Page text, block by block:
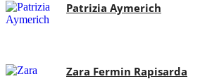
Patrizia Aymerich
Zara Fermin Rapisarda